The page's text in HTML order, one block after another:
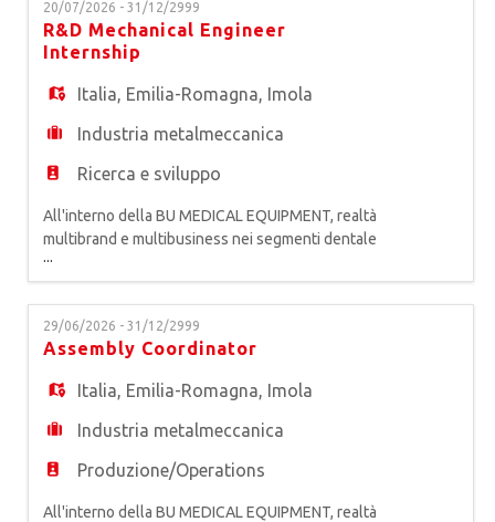
mercato del legno, del vetro, della plastica, della
ceramica, del fibrocemento, dei materiali
compositi e del metallo, siam
20/07/2026 - 31/12/2999
R&D Mechanical Engineer
Internship
Italia, Emilia-Romagna, Imola
Industria metalmeccanica
Ricerca e sviluppo
All'interno della BU MEDICAL EQUIPMENT, realtà
multibrand e multibusiness nei segmenti dentale
e medicale, primo produttore europeo di
attrezzature odontoiatriche, siamo alla ricerca di
un* MECHANICAL ENGINEER da inserire in
Tirocinio Extracurriculare. Inserito all'interno del
team di Ricerca e Sviluppo (R&D) e in costante
...
29/06/2026 - 31/12/2999
Assembly Coordinator
Italia, Emilia-Romagna, Imola
Industria metalmeccanica
Produzione/Operations
All'interno della BU MEDICAL EQUIPMENT, realtà